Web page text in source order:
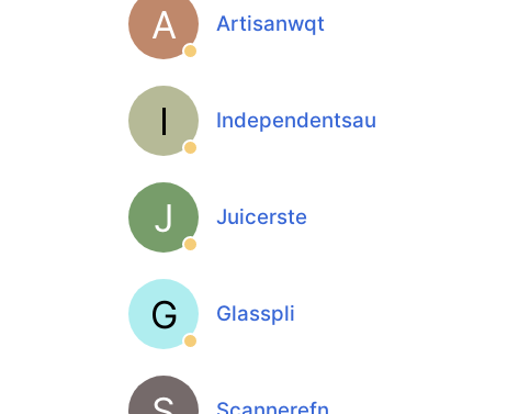
A Artisanwqt
I Independentsau
J Juicerste
G Glasspli